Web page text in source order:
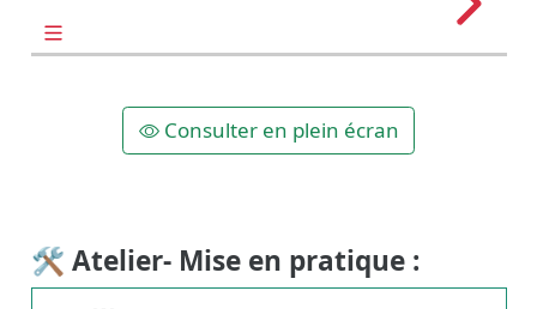
Consulter en plein écran
🛠 Atelier- Mise en pratique :